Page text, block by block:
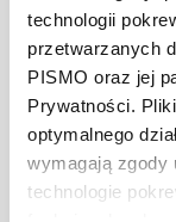
technologii
przetwarzanych
PISMO oraz jej
Prywatności.
optymalnego
wymagają zgody
technologie
Copyright ©